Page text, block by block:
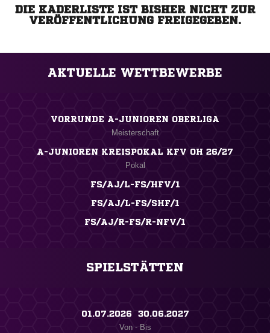
DIE KADERLISTE IST BISHER NICHT ZUR
VERÖFFENTLICHUNG FREIGEGEBEN.
AKTUELLE WETTBEWERBE
VORRUNDE A-JUNIOREN OBERLIGA
Meisterschaft
A-JUNIOREN KREISPOKAL KFV OH 26/27
Pokal
FS/AJ/L-FS/HFV/1
FS/AJ/L-FS/SHF/1
FS/AJ/R-FS/R-NFV/1
SPIELSTÄTTEN
01.07.2026 ​ 30.06.2027
Von - Bis